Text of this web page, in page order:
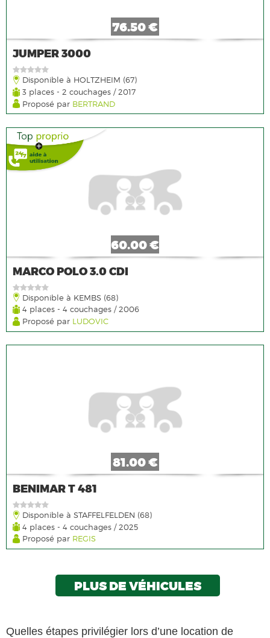
76.50 €
JUMPER 3000
Disponible à HOLTZHEIM (67)
3 places - 2 couchages / 2017
Proposé par BERTRAND
60.00 €
MARCO POLO 3.0 CDI
Disponible à KEMBS (68)
4 places - 4 couchages / 2006
Proposé par LUDOVIC
81.00 €
BENIMAR T 481
Disponible à STAFFELFELDEN (68)
4 places - 4 couchages / 2025
Proposé par REGIS
PLUS DE VÉHICULES
Quelles étapes privilégier lors d’une location de